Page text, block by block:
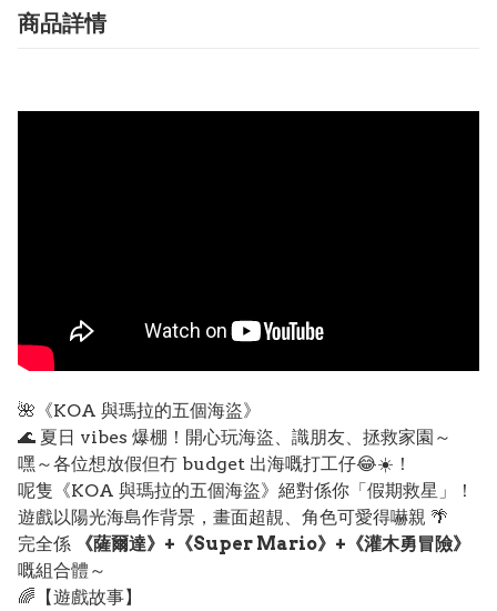
商品詳情
🌺《KOA 與瑪拉的五個海盜》
🌊 夏日 vibes 爆棚！開心玩海盜、識朋友、拯救家園～
嘿～各位想放假但冇 budget 出海嘅打工仔😂☀️！
呢隻《KOA 與瑪拉的五個海盜》絕對係你「假期救星」！
遊戲以陽光海島作背景，畫面超靚、角色可愛得嚇親 🌴
完全係
《薩爾達》+《Super Mario》+《灌木勇冒險》
嘅組合體～
🌈【遊戲故事】